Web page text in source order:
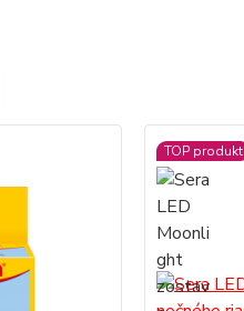
TOP produkt